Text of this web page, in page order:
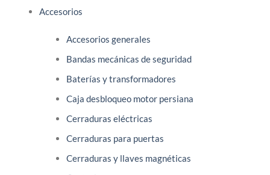
se
elegir
en
página
de
producto
Accesorios
Accesorios generales
Bandas mecánicas de seguridad
Baterías y transformadores
Caja desbloqueo motor persiana
Cerraduras eléctricas
Cerraduras para puertas
Cerraduras y llaves magnéticas